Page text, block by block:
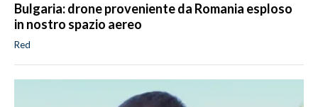
Bulgaria: drone proveniente da Romania esploso
in nostro spazio aereo
Red